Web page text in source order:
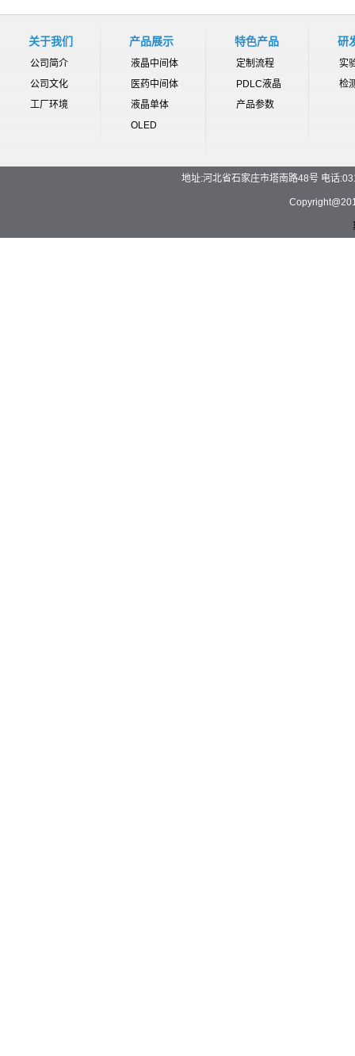
关于我们
公司简介
公司文化
工厂环境
产品展示
液晶中间体
医药中间体
液晶单体
OLED
特色产品
定制流程
PDLC液晶
产品参数
研
实
检
地址:河北省石家庄市塔南路48号 电话